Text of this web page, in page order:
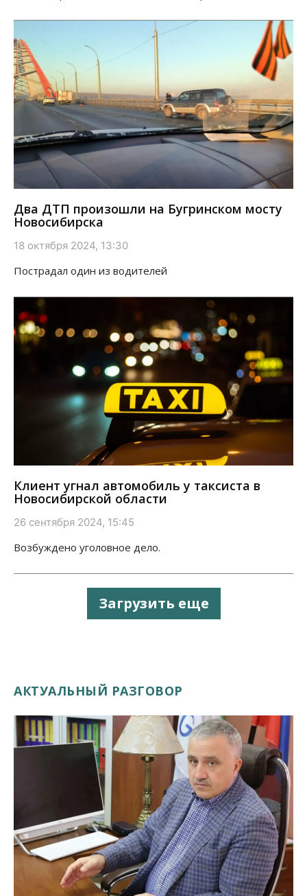
Два ДТП произошли на Бугринском мосту
Новосибирска
18 октября 2024, 13:30
Пострадал один из водителей
Клиент угнал автомобиль у таксиста в
Новосибирской области
26 сентября 2024, 15:45
Возбуждено уголовное дело.
Загрузить еще
АКТУАЛЬНЫЙ РАЗГОВОР